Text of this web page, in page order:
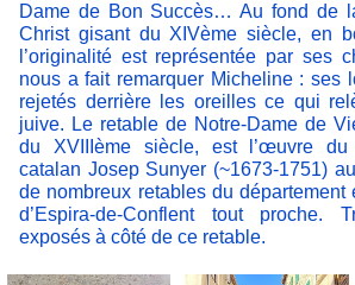
Dame de Bon Succès… Au fond de
Christ gisant du XIVème siècle, en
l’originalité est représentée par ses
nous a fait remarquer Micheline : ses
rejetés derrière les oreilles ce qui
juive. Le retable de Notre-Dame de
du XVIIIème siècle, est l’œuvre du
catalan Josep Sunyer (~1673-1751)
de nombreux retables du département
d’Espira-de-Conflent tout proche.
exposés à côté de ce retable.